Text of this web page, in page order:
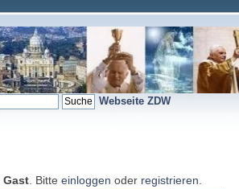
Webseite ZDW
Gast . Bitte einloggen oder registrieren